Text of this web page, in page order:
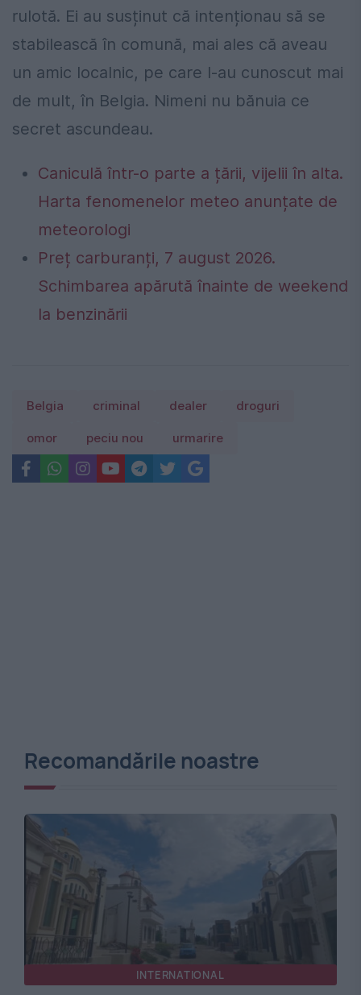
rulotă. Ei au susținut că intenționau să se
stabilească în comună, mai ales că aveau
un amic localnic, pe care l-au cunoscut mai
de mult, în Belgia. Nimeni nu bănuia ce
secret ascundeau.
Caniculă într-o parte a țării, vijelii în alta.
Harta fenomenelor meteo anunțate de
meteorologi
Preț carburanți, 7 august 2026.
Schimbarea apărută înainte de weekend
la benzinării
Belgia criminal dealer droguri
omor peciu nou urmarire
Recomandările noastre
INTERNATIONAL